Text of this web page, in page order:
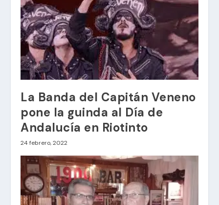
La Banda del Capitán Veneno
pone la guinda al Día de
Andalucía en Riotinto
24 febrero, 2022